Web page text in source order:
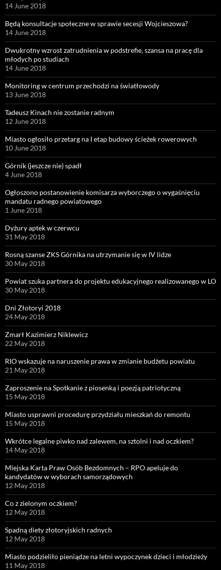
14 June 2018
Będą konsultacje społeczne w sprawie secesji Wojcieszowa?
14 June 2018
Dwukrotny wzrost zatrudnienia w podstrefie, szansa na pracę dla
młodych po studiach
14 June 2018
Monitoring w centrum przechodzi na światłowody
13 June 2018
Tadeusz Kinach nie zostanie radnym
12 June 2018
Miasto ogłosiło przetarg na I etap budowy ścieżek rowerowych
10 June 2018
Górnik (jeszcze nie) spadł
4 June 2018
Ogłoszono postanowienie komisarza wyborczego o wygaśnięciu
mandatu radnego powiatowego
1 June 2018
Dyżury aptek w czerwcu
31 May 2018
Rosną szanse ZKS Górnika na utrzymanie się w IV lidze
30 May 2018
Powiat szuka partnera do projektu edukacyjnego realizowanego w LO
30 May 2018
Dni Złotoryi 2018
24 May 2018
Zmarł Kazimierz Niklewicz
22 May 2018
RIO wskazuje na naruszenie prawa w zmianie budżetu powiatu
21 May 2018
Zaproszenie na Spotkanie z piosenką i poezją patriotyczną
15 May 2018
Miasto usprawni procedurę przydziału mieszkań do remontu
15 May 2018
Wkrótce legalne piwko nad zalewem, na sztolni i nad oczkiem?
14 May 2018
Miejska Karta Praw Osób Bezdomnych – RPO apeluje do
kandydatów w wyborach samorządowych
12 May 2018
Co z zielonym oczkiem?
12 May 2018
Spadną diety złotoryjskich radnych
12 May 2018
Miasto podzieliło pieniądze na letni wypoczynek dzieci i młodzieży
11 May 2018